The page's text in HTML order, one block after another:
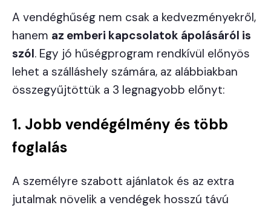
A vendéghűség nem csak a kedvezményekről,
hanem az emberi kapcsolatok ápolásáról is
szól. Egy jó hűségprogram rendkívül előnyös
lehet a szálláshely számára, az alábbiakban
összegyűjtöttük a 3 legnagyobb előnyt:
1. Jobb vendégélmény és több
foglalás
A személyre szabott ajánlatok és az extra
jutalmak növelik a vendégek hosszú távú